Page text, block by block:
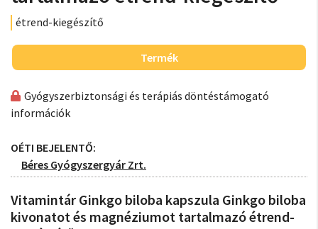
étrend-kiegészítő
Termék
Gyógyszerbiztonsági és terápiás döntéstámogató
információk
OÉTI BEJELENTŐ:
Béres Gyógyszergyár Zrt.
Vitamintár Ginkgo biloba kapszula Ginkgo biloba
kivonatot és magnéziumot tartalmazó étrend-